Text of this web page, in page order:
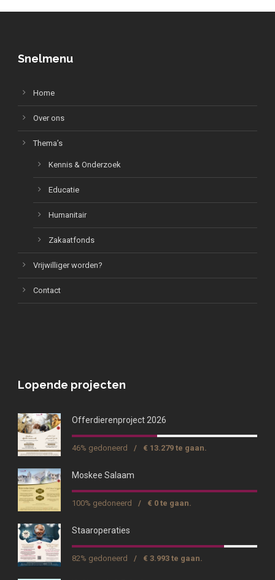
Snelmenu
Home
Over ons
Thema’s
Kennis & Onderzoek
Educatie
Humanitair
Zakaatfonds
Vrijwilliger worden?
Contact
Lopende projecten
Offerdierenproject 2026
46% gedoneerd / € 13.279 te gaan.
Moskee Salaam
100% gedoneerd / € 0 te gaan.
Staaroperaties
82% gedoneerd / € 3.993 te gaan.